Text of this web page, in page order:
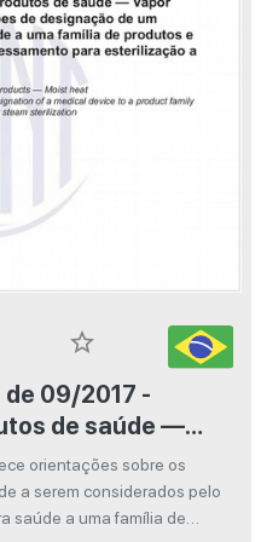
star_border
de saúde —
de
para saúde a
e categoria de
orientações sobre os
a serem considerados pelo
saúde a uma família de